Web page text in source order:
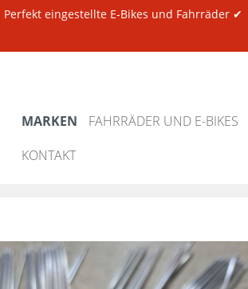
Perfekt eingestellte E-Bikes und Fahrräder ✔
MARKEN FAHRRÄDER UND E-BIKES
KONTAKT